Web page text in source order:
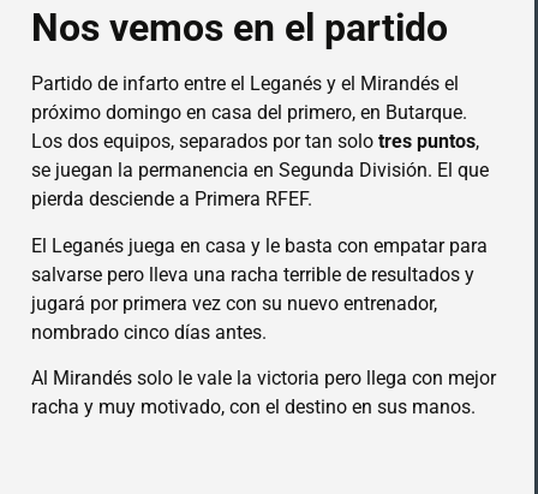
Nos vemos en el partido
Partido de infarto entre el Leganés y el Mirandés el
próximo domingo en casa del primero, en Butarque.
Los dos equipos, separados por tan solotres puntos,
se juegan la permanencia en Segunda División. El que
pierda desciende a Primera RFEF.
El Leganés juega en casa y le basta con empatar para
salvarse pero lleva una racha terrible de resultados y
jugará por primera vez con su nuevo entrenador,
nombrado cinco días antes.
Al Mirandés solo le vale la victoria pero llega con mejor
racha y muy motivado, con el destino en sus manos.